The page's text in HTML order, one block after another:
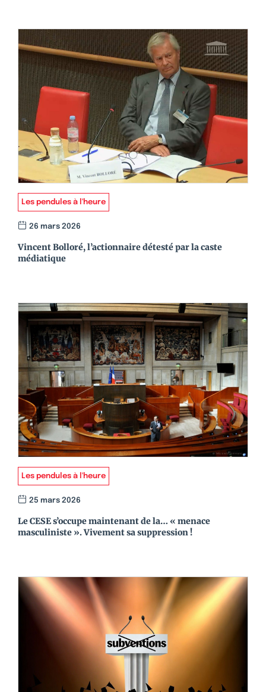
Les pendules à l'heure
26 mars 2026
Vincent Bolloré, l’actionnaire détesté par la caste
médiatique
Les pendules à l'heure
25 mars 2026
Le CESE s’occupe maintenant de la… « menace
masculiniste ». Vivement sa suppression !